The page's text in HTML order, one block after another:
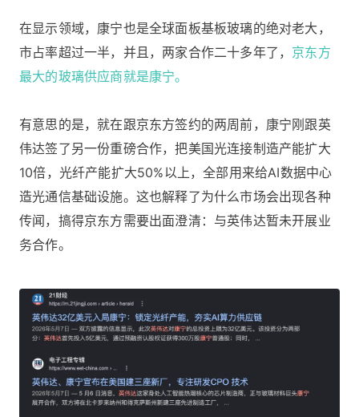
在显示领域，康宁也是全球面板基板玻璃的绝对老大，
市占率超过一半，并且，两家合作二十多年了， 京东方
最大的玻璃供应商就是康宁。
有意思的是，就在跟京东方签约的两周前，康宁刚跟英
伟达签了另一份重磅合作，把美国光连接制造产能扩大
10倍，光纤产能扩大50%以上，全部用来给AI数据中心
造光通信基础设施。这也解释了为什么市场会出现各种
传闻，搞得京东方需要出面澄清：与英伟达暂未开展业
务合作。